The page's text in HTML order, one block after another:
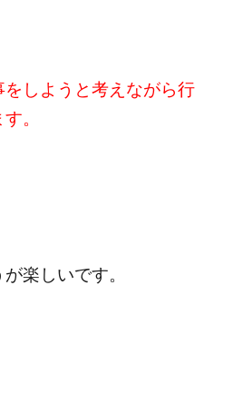
しようと考えながら行
。
楽しいです。